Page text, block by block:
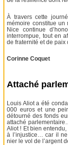
À travers cette
mémoire constitue un
Nice continue
interrompue, tout en
de fraternité et de paix
Corinne Coquet
Attaché
Louis Aliot a été
000 euros et une
détourné des fonds
attaché
Aliot ! Et bien
à l’injustice… car il ne
nier le vol de l’argent